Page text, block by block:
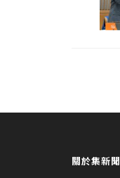
關於集新聞